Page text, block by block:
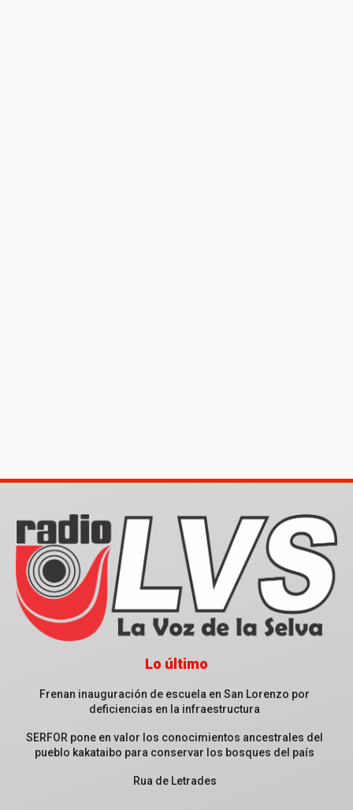
Lo último
Frenan inauguración de escuela en San Lorenzo por
deficiencias en la infraestructura
SERFOR pone en valor los conocimientos ancestrales del
pueblo kakataibo para conservar los bosques del país
Rua de Letrades